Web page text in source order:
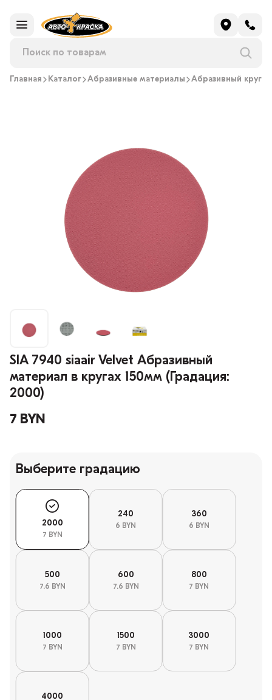
Главная Каталог Абразивные материалы Абразивный круг
SIA 7940 siaair Velvet Абразивный
материал в кругах 150мм (Градация:
2000)
7 BYN
Выберите градацию
2000
7 BYN
240
6 BYN
360
6 BYN
500
7.6 BYN
600
7.6 BYN
800
7 BYN
1000
7 BYN
1500
7 BYN
3000
7 BYN
4000